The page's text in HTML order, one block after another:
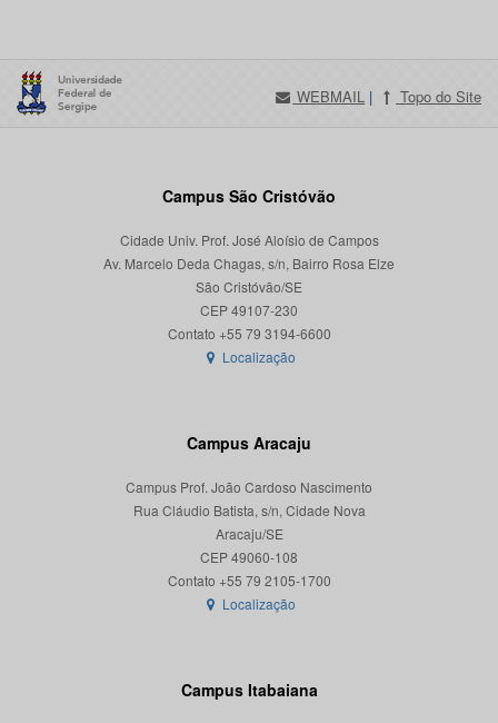
WEBMAIL | Topo do Site
Campus São Cristóvão
Cidade Univ. Prof. José Aloísio de Campos
Av. Marcelo Deda Chagas, s/n, Bairro Rosa Elze
São Cristóvão/SE
CEP 49107-230
Localização
Campus Aracaju
Campus Prof. João Cardoso Nascimento
Rua Cláudio Batista, s/n, Cidade Nova
Aracaju/SE
CEP 49060-108
Localização
Campus Itabaiana